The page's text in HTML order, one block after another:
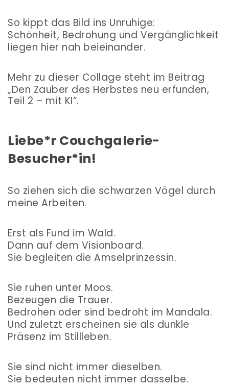
So kippt das Bild ins Unruhige:
Schönheit, Bedrohung und Vergänglichkeit
liegen hier nah beieinander.
Mehr zu dieser Collage steht im Beitrag
„Den Zauber des Herbstes neu erfunden,
Teil 2 – mit KI“.
Liebe*r Couchgalerie-
Besucher*in!
So ziehen sich die schwarzen Vögel durch
meine Arbeiten.
Erst als Fund im Wald.
Dann auf dem Visionboard.
Sie begleiten die Amselprinzessin.
Sie ruhen unter Moos.
Bezeugen die Trauer.
Bedrohen oder sind bedroht im Mandala.
Und zuletzt erscheinen sie als dunkle
Präsenz im Stillleben.
Sie sind nicht immer dieselben.
Sie bedeuten nicht immer dasselbe.